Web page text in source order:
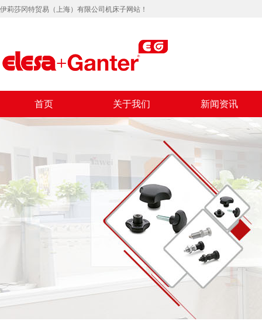
伊莉莎冈特贸易（上海）有限公司机床子网站！
首页 关于我们 新闻资讯